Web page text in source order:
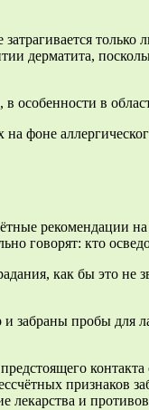
только
дерматита,
особенности в
фоне
рекомендации
говорят: кто
как бы это не
забраны пробы для
признаков
и